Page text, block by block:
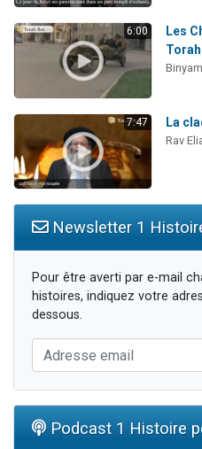
6:00
Les
Torah
7:47 La
Rav
Newsletter 1
Pour être averti par e-mail
histoires, indiquez votre
dessous.
Podcast 1 Histoire